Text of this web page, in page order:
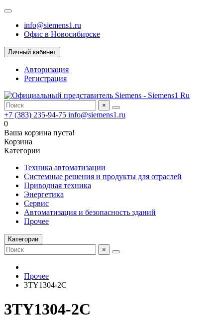
info@siemens1.ru
Офис в Новосибирске
Личный кабинет
Авторизация
Регистрация
×
+7 (383) 235-94-75 info@siemens1.ru
0
Ваша корзина пуста!
Корзина
Категории
Техника автоматизации
Системные решения и продукты для отраслей
Приводная техника
Энергетика
Сервис
Автоматизация и безопасность зданий
Прочее
Категории
×
Прочее
3TY1304-2C
3TY1304-2C